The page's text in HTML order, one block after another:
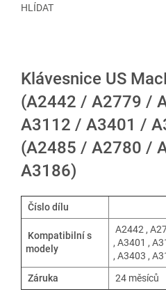
HLÍDAT
Klávesnice US
(A2442 / A2779 /
A3112 / A3401 /
(A2485 / A2780 /
A3186)
Číslo dílu
Kompatibilní s
modely
A2442 ,
, A3401 ,
, A3403 ,
Záruka
24 měsíců